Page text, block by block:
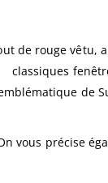
de rouge vêtu,
classiques
de
vous précise